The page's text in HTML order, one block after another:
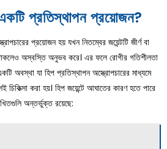
প্রতিস্থাপন প্রয়োজন?
প্রয়োজন হয় যখন নিতম্বের জয়েন্টটি জীর্ণ বা
অস্বস্তি অনুভব করে। এর ফলে রোগীর গতিশীলতা
অবস্থা যা হিপ প্রতিস্থাপন অস্ত্রোপচারের মাধ্যমে
করা হয়। হিপ জয়েন্টে আঘাতের কারণ হতে পারে
অন্তর্ভুক্ত রয়েছে: